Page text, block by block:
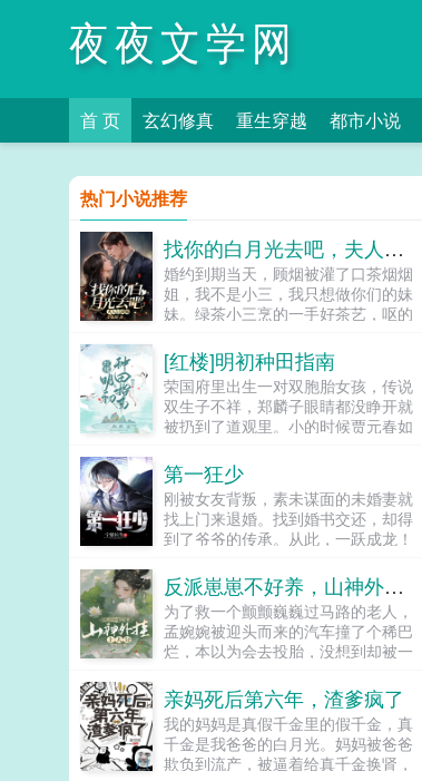
夜夜文学网
首 页 玄幻修真 重生穿越 都市小说
热门小说推荐
找你的白月光去吧，夫人已改嫁
婚约到期当天，顾烟被灌了口茶烟烟
姐，我不是小三，我只想做你们的妹
妹。绿茶小三烹的一手好茶艺，呕的
王宝钏，没有挖野菜的爱好，渣男你
要给你了。渣男时战也没想到，随着
追妻路漫漫，会渐渐发现顶级黑客是
她，珠宝设计大拿是她，鉴宝赌石专
家也是她，不高兴的时候，还能拿针
偶，可改嫁。时战当晚就堵住顾烟，
已丧偶？顾烟一脚踹向他，找你的白
月光去吧，我要改嫁！...
[红楼]明初种田指南
荣国府里出生一对双胞胎女孩，传说
双生子不祥，郑麟子眼睛都没睁开就
被扔到了道观里。小的时候贾元春如
长大后贾元春进入深宫从此战战兢
兢，日夜为家族父母机关算尽。郑麟
子开始一点点经营自己的小日子，倒
也过得有滋有味。因为养牛让牛痘提
前出现，因为种棉，引导大家改用飞
凑上来了。麟子别来沾边，你们姓贾
我姓郑，咱们不是一家人。以下是预
收在始皇帝面前打败李二凤李二凤这
位靠玄武门继承法上位的千古一帝在
始皇当太子，如果愿意，就让长孙皇
后跟着一起去。李世民大喜，摩拳擦
掌准备去做秦二世，还厚脸皮想把贞
观朝的群臣带上。子央，因为经常出
车祸得到外号子央的考古系倒霉蛋大
第一狂少
刚被女友背叛，素未谋面的未婚妻就
找上门来退婚。找到婚书交还，却得
到了爷爷的传承。从此，一跃成龙！
反派崽崽不好养，山神外挂上大分
为了救一个颤颤巍巍过马路的老人，
孟婉婉被迎头而来的汽车撞了个稀巴
烂，本以为会去投胎，没想到却被一
的委托，她就能再活第二次！看着眼
前三个瘦骨伶仃的崽子，再想到他们
的结局，孟婉婉握拳干了！...
亲妈死后第六年，渣爹疯了
我的妈妈是真假千金里的假千金，真
千金是我爸爸的白月光。妈妈被爸爸
欺负到流产，被逼着给真千金换肾，